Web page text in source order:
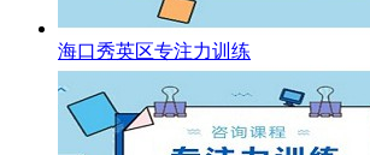
海口秀英区专注力训练